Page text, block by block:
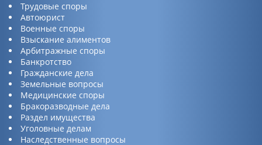
Трудовые споры
Автоюрист
Военные споры
Взыскание алиментов
Арбитражные споры
Банкротство
Гражданские дела
Земельные вопросы
Медицинские споры
Бракоразводные дела
Раздел имущества
Уголовные делам
Наследственные вопросы